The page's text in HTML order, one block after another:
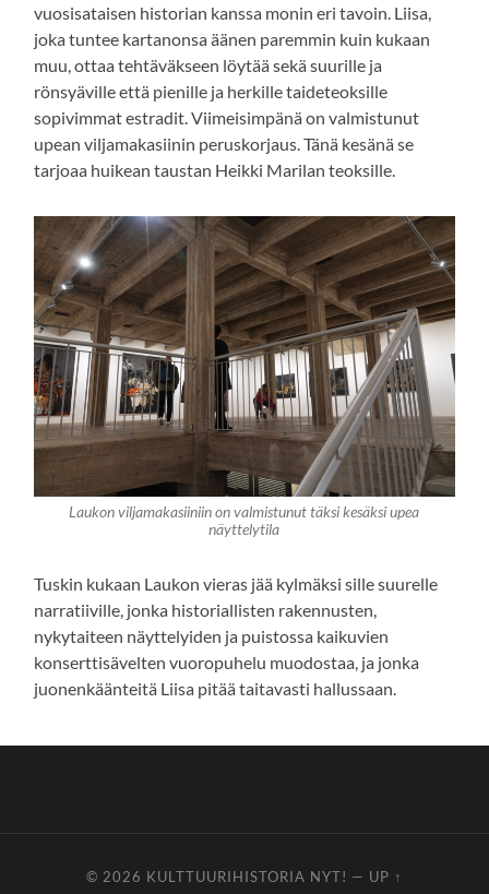
vuosisataisen historian kanssa monin eri tavoin. Liisa,
joka tuntee kartanonsa äänen paremmin kuin kukaan
muu, ottaa tehtäväkseen löytää sekä suurille ja
rönsyäville että pienille ja herkille taideteoksille
sopivimmat estradit. Viimeisimpänä on valmistunut
upean viljamakasiinin peruskorjaus. Tänä kesänä se
tarjoaa huikean taustan Heikki Marilan teoksille.
Laukon viljamakasiiniin on valmistunut täksi kesäksi upea
näyttelytila
Tuskin kukaan Laukon vieras jää kylmäksi sille suurelle
narratiiville, jonka historiallisten rakennusten,
nykytaiteen näyttelyiden ja puistossa kaikuvien
konserttisävelten vuoropuhelu muodostaa, ja jonka
juonenkäänteitä Liisa pitää taitavasti hallussaan.
© 2026 KULTTUURIHISTORIA NYT! — UP ↑